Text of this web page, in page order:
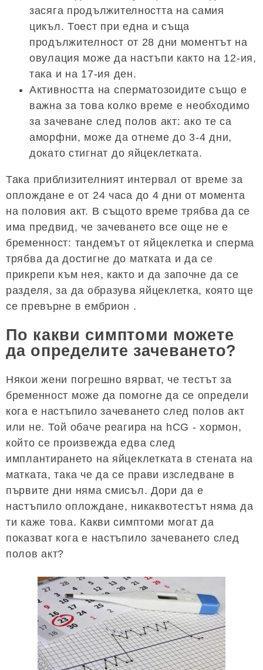
засяга продължителността на самия
цикъл. Тоест при една и съща
продължителност от 28 дни моментът на
овулация може да настъпи както на 12-ия,
така и на 17-ия ден.
Активността на сперматозоидите също е
важна за това колко време е необходимо
за зачеване след полов акт: ако те са
аморфни, може да отнеме до 3-4 дни,
докато стигнат до яйцеклетката.
Така приблизителният интервал от време за
оплождане е от 24 часа до 4 дни от момента
на половия акт. В същото време трябва да се
има предвид, че зачеването все още не е
бременност: тандемът от яйцеклетка и сперма
трябва да достигне до матката и да се
прикрепи към нея, както и да започне да се
разделя, за да образува яйцеклетка, която ще
се превърне в ембрион .
По какви симптоми можете
да определите зачеването?
Някои жени погрешно вярват, че тестът за
бременност може да помогне да се определи
кога е настъпило зачеването след полов акт
или не. Той обаче реагира на hCG - хормон,
който се произвежда едва след
имплантирането на яйцеклетката в стената на
матката, така че да се прави изследване в
първите дни няма смисъл. Дори да е
настъпило оплождане, никаквотестът няма да
ти каже това. Какви симптоми могат да
показват кога е настъпило зачеването след
полов акт?